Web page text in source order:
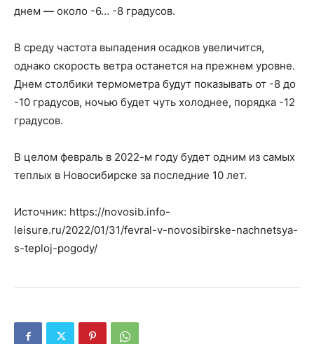
днем — около -6… -8 градусов.
В среду частота выпадения осадков увеличится,
однако скорость ветра останется на прежнем уровне.
Днем столбики термометра будут показывать от -8 до
-10 градусов, ночью будет чуть холоднее, порядка -12
градусов.
В целом февраль в 2022-м году будет одним из самых
теплых в Новосибирске за последние 10 лет.
Источник: https://novosib.info-
leisure.ru/2022/01/31/fevral-v-novosibirske-nachnetsya-
s-teploj-pogody/